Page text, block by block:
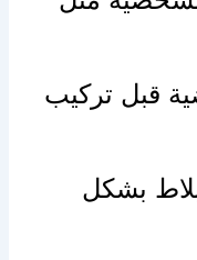
قبل تركيب
بشكل